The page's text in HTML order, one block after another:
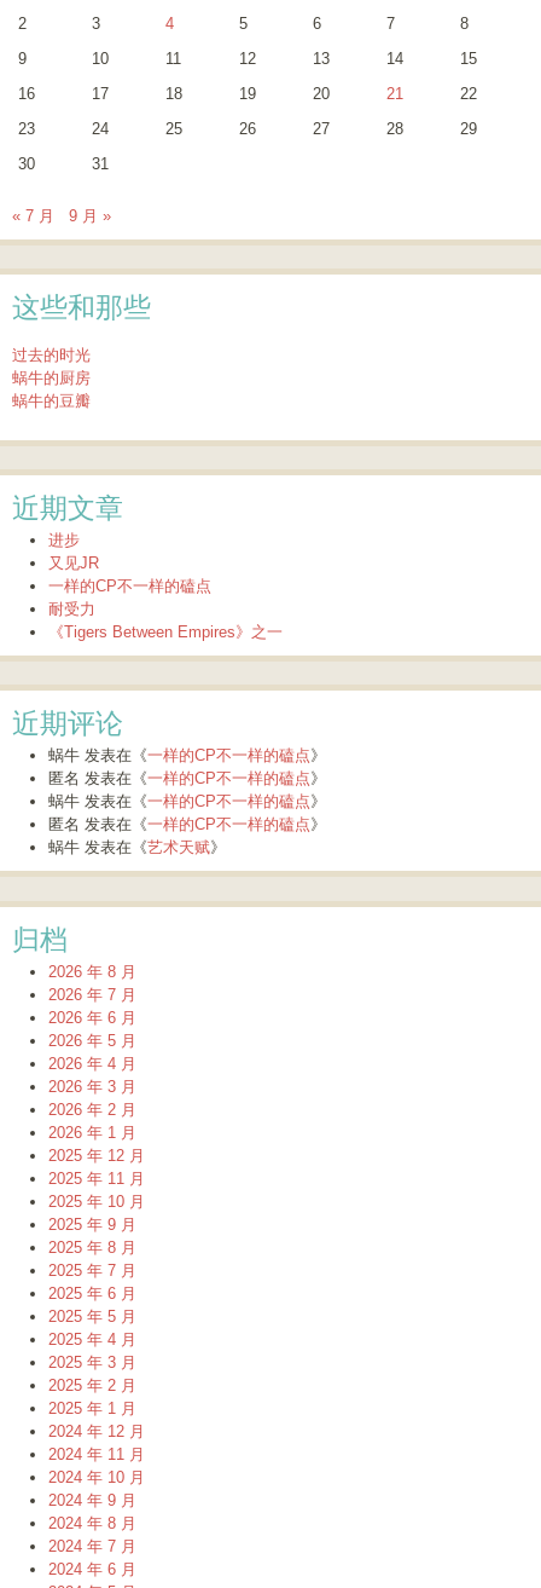
2
3 4 5 6 7
8
9
10 11 12 13 14
15
16
17 18 19 20 21
22
23
24 25 26 27 28
29
30
31
« 7 月 9 月 »
这些和那些
过去的时光
蜗牛的厨房
蜗牛的豆瓣
近期文章
进步
又见JR
一样的CP不一样的磕点
耐受力
《Tigers Between Empires》之一
近期评论
蜗牛 发表在《一样的CP不一样的磕点》
匿名 发表在《一样的CP不一样的磕点》
蜗牛 发表在《一样的CP不一样的磕点》
匿名 发表在《一样的CP不一样的磕点》
蜗牛 发表在《艺术天赋》
归档
2026 年 8 月
2026 年 7 月
2026 年 6 月
2026 年 5 月
2026 年 4 月
2026 年 3 月
2026 年 2 月
2026 年 1 月
2025 年 12 月
2025 年 11 月
2025 年 10 月
2025 年 9 月
2025 年 8 月
2025 年 7 月
2025 年 6 月
2025 年 5 月
2025 年 4 月
2025 年 3 月
2025 年 2 月
2025 年 1 月
2024 年 12 月
2024 年 11 月
2024 年 10 月
2024 年 9 月
2024 年 8 月
2024 年 7 月
2024 年 6 月